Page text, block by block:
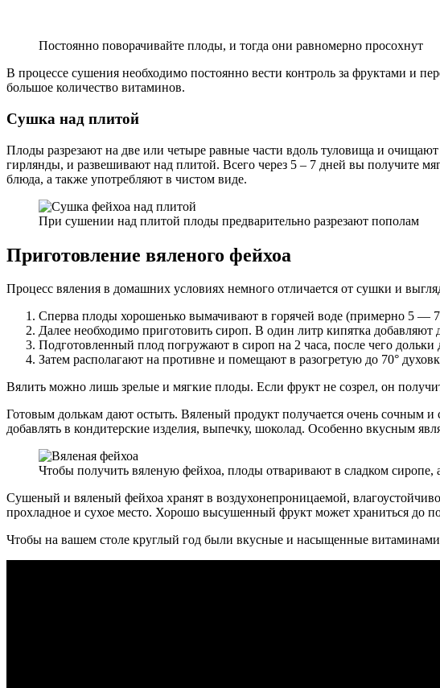
Постоянно поворачивайте плоды, и тогда они равномерно просохнут
В процессе сушения необходимо постоянно вести контроль за фруктами и
большое количество витаминов.
Сушка над плитой
Плоды разрезают на две или четыре равные части вдоль туловища и
гирлянды, и развешивают над плитой. Всего через 5 – 7 дней вы получите
блюда, а также употребляют в чистом виде.
При сушении над плитой плоды предварительно разрезают пополам
Приготовление вяленого фейхоа
Процесс вяления в домашних условиях немного отличается от сушки и
Сперва плоды хорошенько вымачивают в горячей воде (примерно 5 —
Далее необходимо приготовить сироп. В один литр кипятка добавляют
Подготовленный плод погружают в сироп на 2 часа, после чего дольки
Затем располагают на противне и помещают в разогретую до 70°
Вялить можно лишь зрелые и мягкие плоды. Если фрукт не созрел, он
Готовым долькам дают остыть. Вяленый продукт получается очень сочным
добавлять в кондитерские изделия, выпечку, шоколад. Особенно вкусным
Чтобы получить вяленую фейхоа, плоды отваривают в сладком сиропе,
Сушеный и вяленый фейхоа хранят в воздухонепроницаемой,
прохладное и сухое место. Хорошо высушенный фрукт может храниться до
Чтобы на вашем столе круглый год были вкусные и насыщенные витаминами